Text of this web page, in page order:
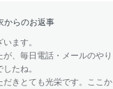
からのお返事
ます。
、毎日電話・メールのやり
たね。
きとても光栄です。ここか